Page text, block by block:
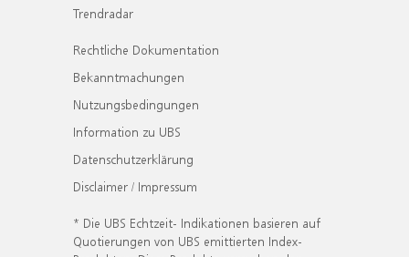
Trendradar
Rechtliche Dokumentation
Bekanntmachungen
Nutzungsbedingungen
Information zu UBS
Datenschutzerklärung
Disclaimer / Impressum
* Die UBS Echtzeit- Indikationen basieren auf
Quotierungen von UBS emittierten Index-